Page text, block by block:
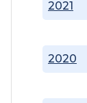
2020
2021